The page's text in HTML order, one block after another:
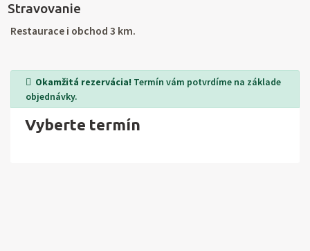
nádrž Morávka, Žermanice a Šance, nejvyšší hora Beskyd
Lysá hora.
Stravovanie
Restaurace i obchod 3 km.
Okamžitá rezervácia! Termín vám potvrdíme na základe
objednávky.
Vyberte termín